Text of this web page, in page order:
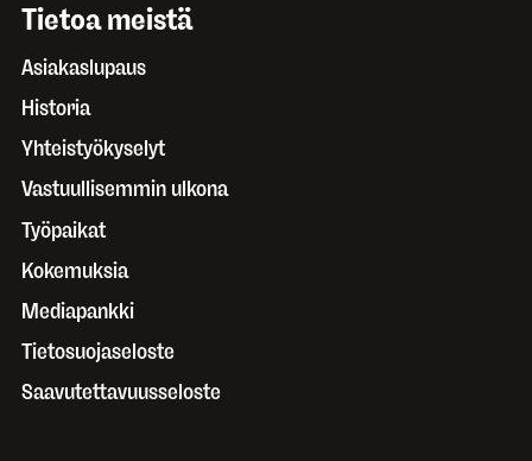
Tietoa meistä
Asiakaslupaus
Historia
Yhteistyökyselyt
Vastuullisemmin ulkona
Työpaikat
Kokemuksia
Mediapankki
Tietosuojaseloste
Saavutettavuusseloste